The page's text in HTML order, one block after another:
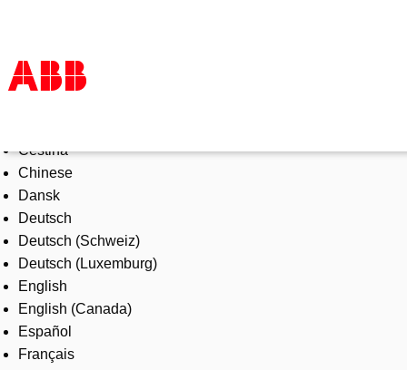
Products & Solutions
Industries
Services
About us
Where to buy
Contact us
Careers
Čeština
Chinese
Dansk
Deutsch
Deutsch (Schweiz)
Deutsch (Luxemburg)
English
English (Canada)
Español
Français